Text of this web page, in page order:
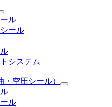
ル
ール
システム
・空圧シール）
ル